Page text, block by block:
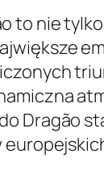
to nie
Dragão